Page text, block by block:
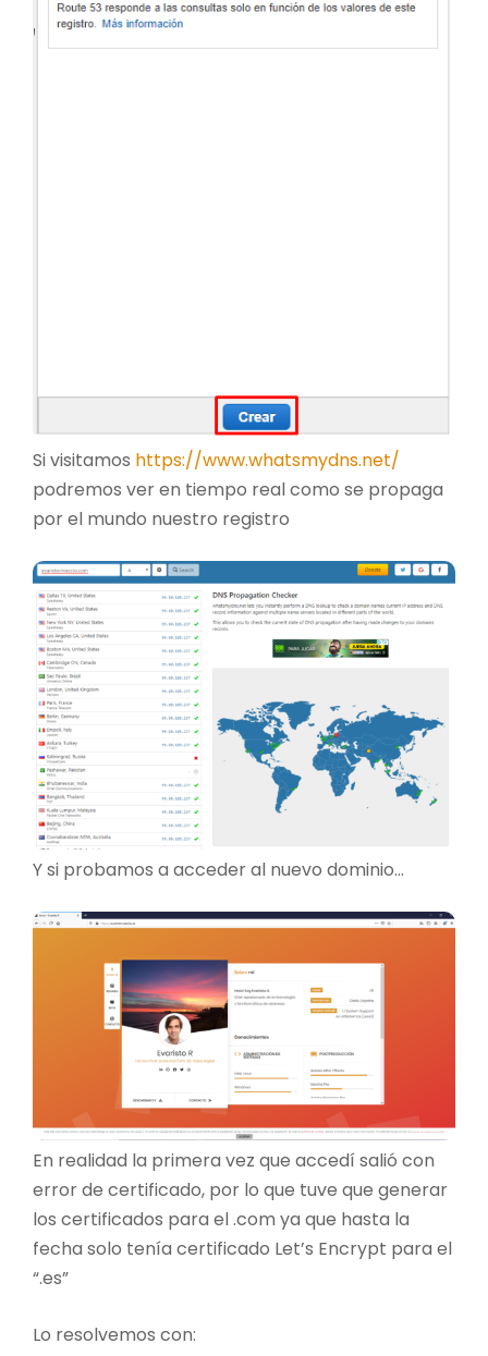
Si visitamos https://www.whatsmydns.net/
podremos ver en tiempo real como se propaga
por el mundo nuestro registro
Y si probamos a acceder al nuevo dominio…
En realidad la primera vez que accedí salió con
error de certificado, por lo que tuve que generar
los certificados para el .com ya que hasta la
fecha solo tenía certificado Let’s Encrypt para el
“.es”
Lo resolvemos con: